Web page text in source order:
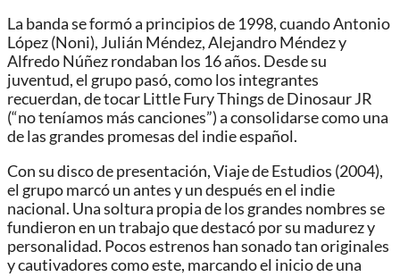
La banda se formó a principios de 1998, cuando Antonio
López (Noni), Julián Méndez, Alejandro Méndez y
Alfredo Núñez rondaban los 16 años. Desde su
juventud, el grupo pasó, como los integrantes
recuerdan, de tocar Little Fury Things de Dinosaur JR
(“no teníamos más canciones”) a consolidarse como una
de las grandes promesas del indie español.
Con su disco de presentación, Viaje de Estudios (2004),
el grupo marcó un antes y un después en el indie
nacional. Una soltura propia de los grandes nombres se
fundieron en un trabajo que destacó por su madurez y
personalidad. Pocos estrenos han sonado tan originales
y cautivadores como este, marcando el inicio de una